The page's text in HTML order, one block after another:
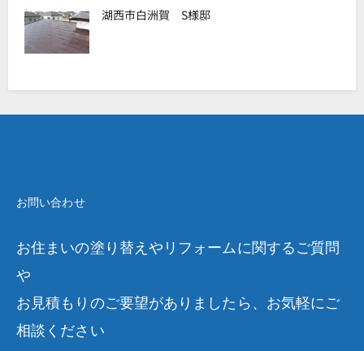
湖西市白洲賀 S様邸
お問い合わせ
お住まいの塗り替えやリフォームに関するご質問
や
お見積もりのご要望がありましたら、お気軽にご
相談ください